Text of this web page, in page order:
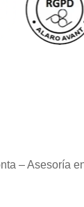
– Asesoría